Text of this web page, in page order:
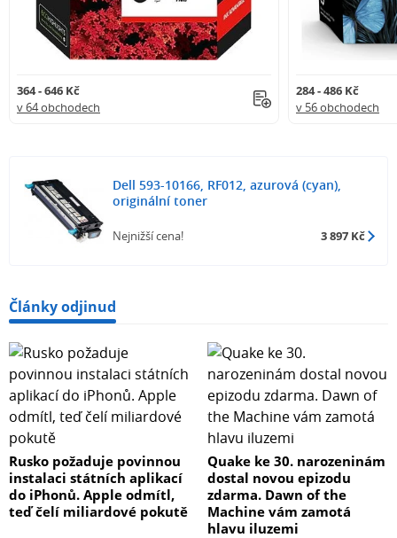
364 - 646 Kč
v 64 obchodech
284 - 486 Kč
v 56 obchodech
Dell 593-10166, RF012, azurová (cyan),
originální toner
Nejnižší cena! 3 897 Kč
Články odjinud
Rusko požaduje povinnou
instalaci státních aplikací
do iPhonů. Apple odmítl,
teď čelí miliardové pokutě
Quake ke 30. narozeninám
dostal novou epizodu
zdarma. Dawn of the
Machine vám zamotá
hlavu iluzemi